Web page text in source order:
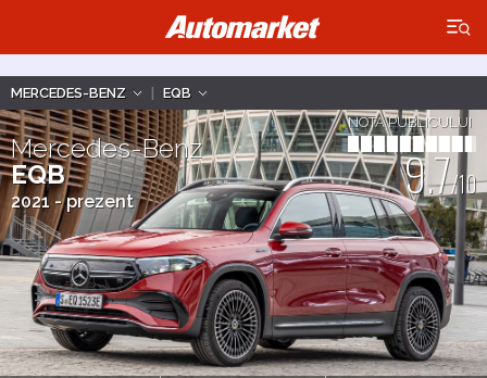
×
MERCEDES-BENZ | EQB
Mercedes-Benz
EQB
2021 - prezent
NOTA PUBLICULUI
9.7/10